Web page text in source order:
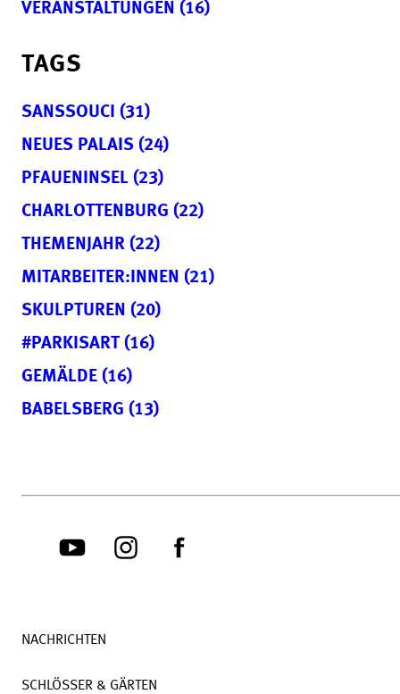
VERANSTALTUNGEN (16)
TAGS
SANSSOUCI (31)
NEUES PALAIS (24)
PFAUENINSEL (23)
CHARLOTTENBURG (22)
THEMENJAHR (22)
MITARBEITER:INNEN (21)
SKULPTUREN (20)
#PARKISART (16)
GEMÄLDE (16)
BABELSBERG (13)
NACHRICHTEN
SCHLÖSSER & GÄRTEN